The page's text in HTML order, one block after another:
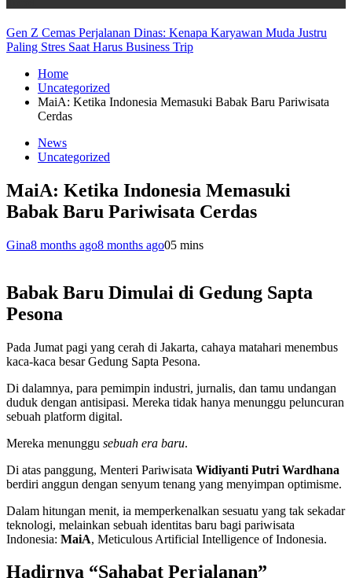
Gen Z Cemas Perjalanan Dinas: Kenapa Karyawan Muda Justru
Paling Stres Saat Harus Business Trip
Home
Uncategorized
MaiA: Ketika Indonesia Memasuki Babak Baru Pariwisata
Cerdas
News
Uncategorized
MaiA: Ketika Indonesia Memasuki
Babak Baru Pariwisata Cerdas
Gina8 months ago8 months ago05 mins
Babak Baru Dimulai di Gedung Sapta
Pesona
Pada Jumat pagi yang cerah di Jakarta, cahaya matahari menembus
kaca-kaca besar Gedung Sapta Pesona.
Di dalamnya, para pemimpin industri, jurnalis, dan tamu undangan
duduk dengan antisipasi. Mereka tidak hanya menunggu peluncuran
sebuah platform digital.
Mereka menunggu sebuah era baru.
Di atas panggung, Menteri Pariwisata Widiyanti Putri Wardhana
berdiri anggun dengan senyum tenang yang menyimpan optimisme.
Dalam hitungan menit, ia memperkenalkan sesuatu yang tak sekadar
teknologi, melainkan sebuah identitas baru bagi pariwisata
Indonesia: MaiA, Meticulous Artificial Intelligence of Indonesia.
Hadirnya “Sahabat Perjalanan”